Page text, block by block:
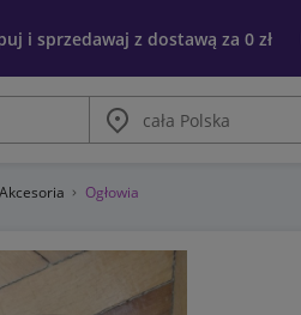
i sprzedawaj z dostawą za 0 zł
Miasto
Akcesoria Ogłowia